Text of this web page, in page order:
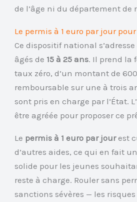
de l’âge ni du département de
Le permis à 1 euro par jour
Ce dispositif national
âgés de 15 à 25 ans. Il prend la
taux zéro, d’un montant de
remboursable sur une à trois
sont pris en charge par l’État.
être agréée pour proposer ce
Le permis à 1 euro par jourest
d’autres aides, ce qui en fait
solide pour les jeunes
reste à charge. Rouler sans
sanctions sévères — les risques